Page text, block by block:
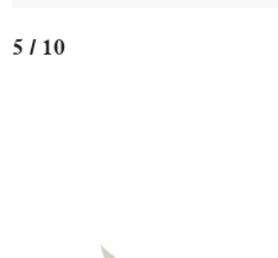
5 / 10